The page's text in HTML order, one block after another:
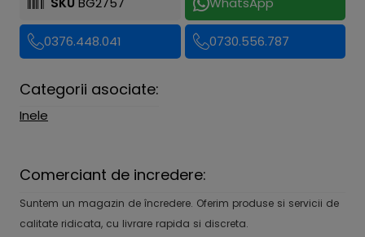
0376.448.041 0730.556.787
Categorii asociate:
Inele
Comerciant de incredere:
Suntem un magazin de încredere. Oferim produse si servicii de
calitate ridicata, cu livrare rapida si discreta.